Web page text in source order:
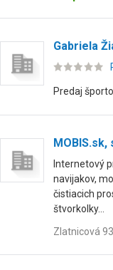
Gabriela
Predaj
MOBIS.sk,
Internetový
navijakov,
čistiacich
štvorkolky...
Zlatnicová